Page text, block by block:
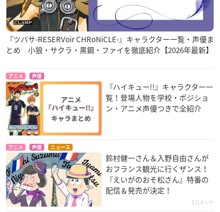
『ツバサ-RESERVoir CHRoNiCLE-』キャラクター一覧・声優ま
とめ 小狼・サクラ・黒鋼・ファイを徹底紹介【2026年最新】
アニメ 声優
『ハイキュー!!』キャラクター一
覧！登場人物を学校・ポジショ
ン・アニメ声優つきで全紹介
アニメ 声優 ニュース
鈴村健一さん＆入野自由さんが
おフランス観光に行くザンス！
『えいがのおそ松さん』特番の
配信＆発売が決定！
3コメント